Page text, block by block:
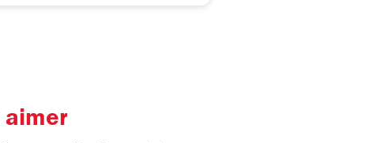
aimer